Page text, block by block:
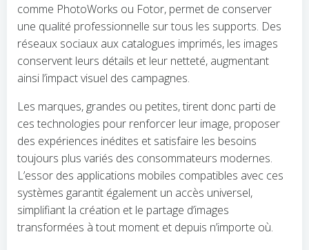
comme PhotoWorks ou Fotor, permet de conserver
une qualité professionnelle sur tous les supports. Des
réseaux sociaux aux catalogues imprimés, les images
conservent leurs détails et leur netteté, augmentant
ainsi l’impact visuel des campagnes.
Les marques, grandes ou petites, tirent donc parti de
ces technologies pour renforcer leur image, proposer
des expériences inédites et satisfaire les besoins
toujours plus variés des consommateurs modernes.
L’essor des applications mobiles compatibles avec ces
systèmes garantit également un accès universel,
simplifiant la création et le partage d’images
transformées à tout moment et depuis n’importe où.